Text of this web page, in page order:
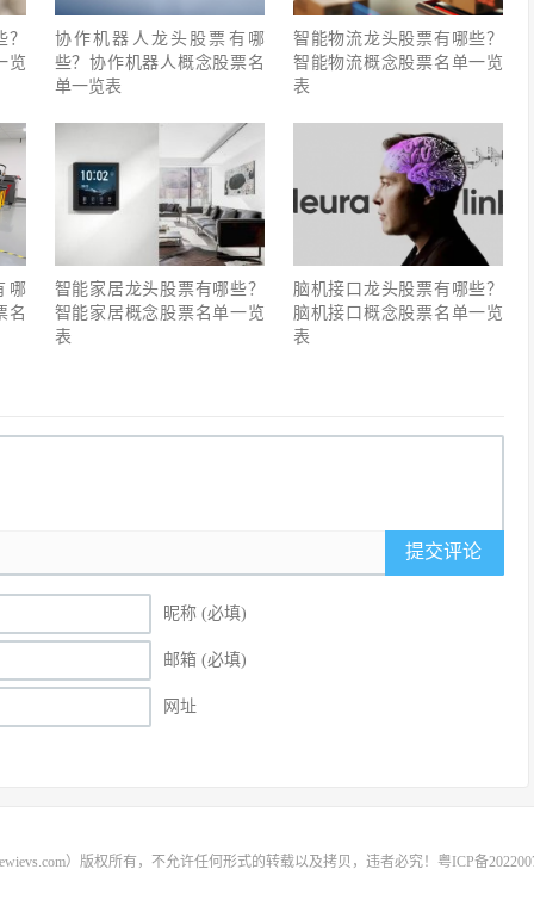
览
协作机器人龙头股票有哪
些？协作机器人概念股票名
单一览表
智能物流龙头股票有哪些？
智能物流概念股票名单一览
表
哪
名
智能家居龙头股票有哪些？
智能家居概念股票名单一览
表
脑机接口龙头股票有哪些？
脑机接口概念股票名单一览
表
提交评论
昵称 (必填)
邮箱 (必填)
网址
）版权所有，不允许任何形式的转载以及拷贝，违者必究！ 粤ICP备